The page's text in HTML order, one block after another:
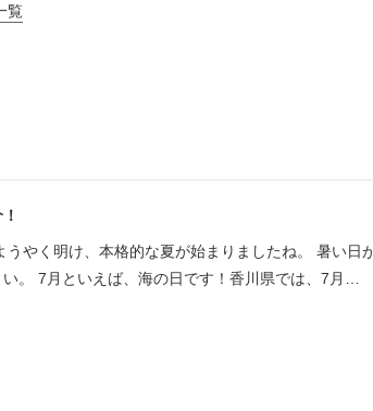
覧
やく明け、本格的な夏が始まりましたね。 暑い日
。 7月といえば、海の日です！香川県では、7月…